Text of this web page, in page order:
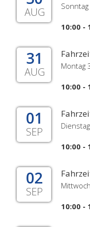
AUG
10:00 -
31
AUG Montag
10:00 -
01
SEP
10:00 -
02
SEP
10:00 -